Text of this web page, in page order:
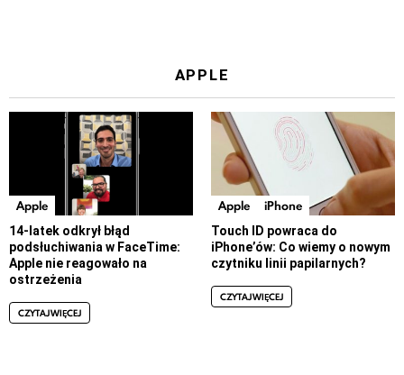
APPLE
Apple
14-latek odkrył błąd
podsłuchiwania w FaceTime:
Apple nie reagowało na
ostrzeżenia
CZYTAJ WIĘCEJ
Apple iPhone
Touch ID powraca do
iPhone’ów: Co wiemy o nowym
czytniku linii papilarnych?
CZYTAJ WIĘCEJ